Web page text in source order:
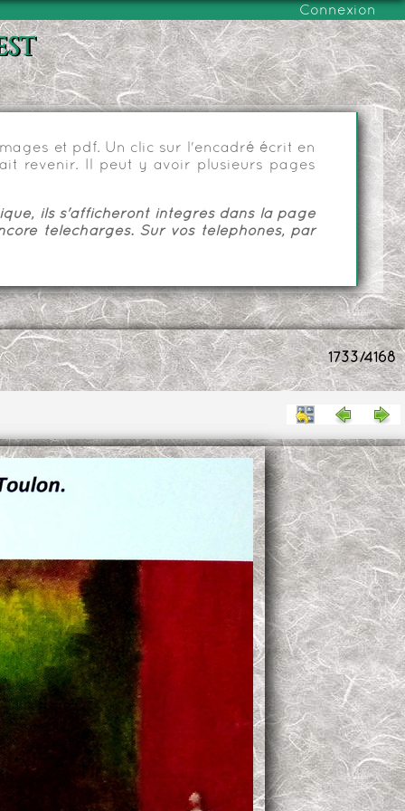
Connexion
et pdf. Un clic sur l'encadré écrit en
revenir. Il peut y avoir plusieurs pages
ils s'afficheront intégrés dans la page
téléchargés. Sur vos téléphones, par
1733/4168